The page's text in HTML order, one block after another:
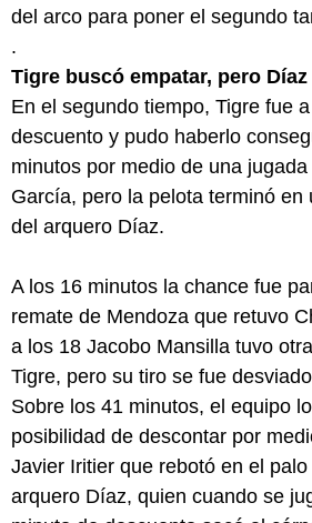
del arco para poner el segundo
.
Tigre buscó empatar, pero
En el segundo tiempo, Tigre fue
descuento y pudo haberlo
minutos por medio de una
García, pero la pelota terminó en
del arquero Díaz.
A los 16 minutos la chance fue
remate de Mendoza que retuvo
a los 18 Jacobo Mansilla tuvo
Tigre, pero su tiro se fue
Sobre los 41 minutos, el equipo
posibilidad de descontar por
Javier Iritier que rebotó en el palo
arquero Díaz, quien cuando se